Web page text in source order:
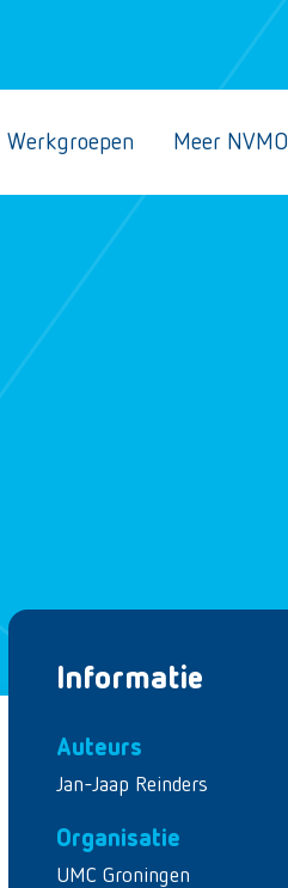
Werkgroepen Meer NVMO
Informatie
Auteurs
Jan-Jaap Reinders
Organisatie
UMC Groningen